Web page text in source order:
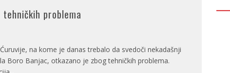
problema
na kome je danas trebalo da svedoči nekadašnji
Boro Banjac, otkazano je zbog tehničkih problema.